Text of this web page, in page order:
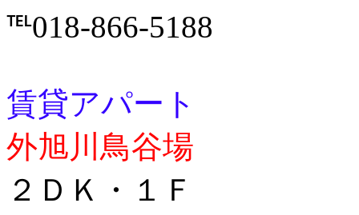
℡018-866-5188
賃貸アパート
外旭川鳥谷場
２ＤＫ・１Ｆ